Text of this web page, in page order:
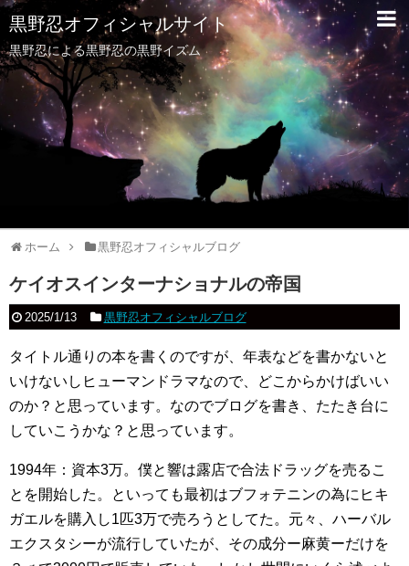
黒野忍オフィシャルサイト
黒野忍による黒野忍の黒野イズム
ホーム 黒野忍オフィシャルブログ
ケイオスインターナショナルの帝国
2025/1/13 黒野忍オフィシャルブログ
タイトル通りの本を書くのですが、年表などを書かないと
いけないしヒューマンドラマなので、どこからかけばいい
のか？と思っています。なのでブログを書き、たたき台に
していこうかな？と思っています。
1994年：資本3万。僕と響は露店で合法ドラッグを売るこ
とを開始した。といっても最初はブフォテニンの為にヒキ
ガエルを購入し1匹3万で売ろうとしてた。元々、ハーバル
エクスタシーが流行していたが、その成分ー麻黄ーだけを